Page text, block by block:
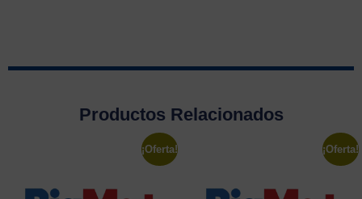
Productos Relacionados
¡Oferta! ¡Oferta!